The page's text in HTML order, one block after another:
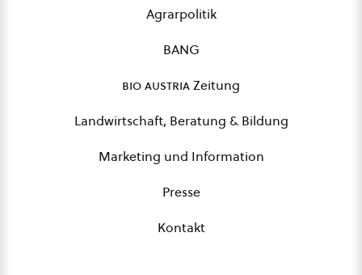
Agrarpolitik
BANG
bio austriaZeitung
Landwirtschaft, Beratung & Bildung
Marketing und Information
Presse
Kontakt